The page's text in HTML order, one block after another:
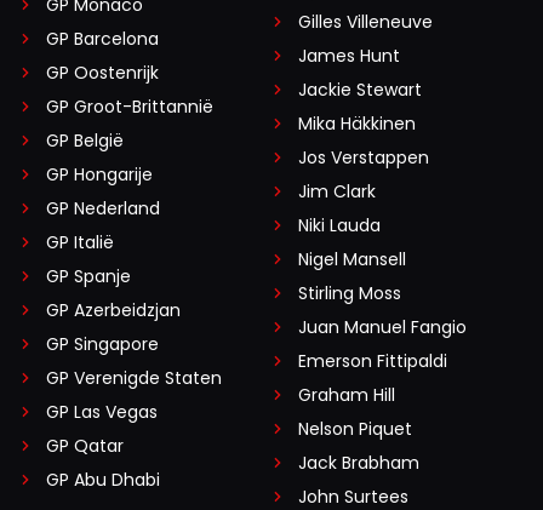
GP Barcelona
GP Oostenrijk
GP Groot-Brittannië
GP België
GP Hongarije
GP Nederland
GP Italië
GP Spanje
GP Azerbeidzjan
GP Singapore
GP Verenigde Staten
GP Las Vegas
GP Qatar
GP Abu Dhabi
Gilles Villeneuve
James Hunt
Jackie Stewart
Mika Häkkinen
Jos Verstappen
Jim Clark
Niki Lauda
Nigel Mansell
Stirling Moss
Juan Manuel Fangio
Emerson Fittipaldi
Graham Hill
Nelson Piquet
Jack Brabham
John Surtees